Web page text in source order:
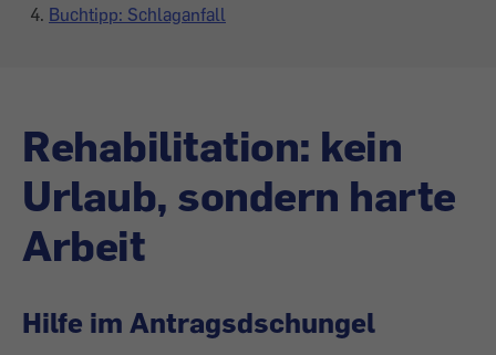
Buchtipp: Schlaganfall
Rehabilitation: kein
Urlaub, sondern harte
Arbeit
Hilfe im Antragsdschungel